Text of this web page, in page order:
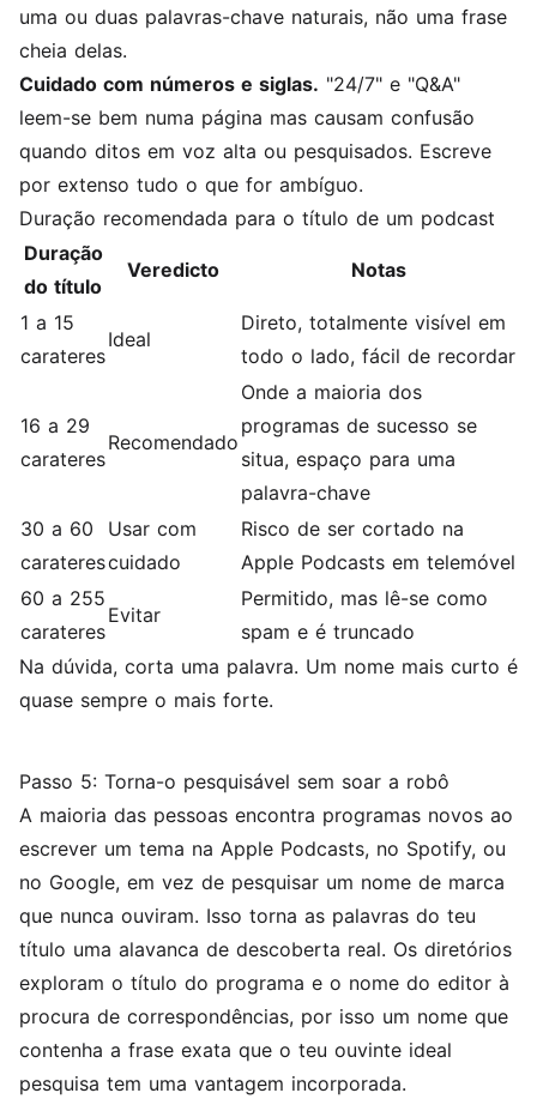
uma ou duas palavras-chave naturais, não uma frase
cheia delas.
Cuidado com números e siglas. "24/7" e "Q&A"
leem-se bem numa página mas causam confusão
quando ditos em voz alta ou pesquisados. Escreve
por extenso tudo o que for ambíguo.
Duração recomendada para o título de um podcast
Duração
do título
Veredicto Notas
1 a 15
carateres
Ideal
Direto, totalmente visível em
todo o lado, fácil de recordar
16 a 29
carateres
Recomendado
Onde a maioria dos
programas de sucesso se
situa, espaço para uma
palavra-chave
30 a 60
carateres
Usar com
cuidado
Risco de ser cortado na
Apple Podcasts em telemóvel
60 a 255
carateres
Evitar
Permitido, mas lê-se como
spam e é truncado
Na dúvida, corta uma palavra. Um nome mais curto é
quase sempre o mais forte.
Passo 5: Torna-o pesquisável sem soar a robô
A maioria das pessoas encontra programas novos ao
escrever um tema na Apple Podcasts, no Spotify, ou
no Google, em vez de pesquisar um nome de marca
que nunca ouviram. Isso torna as palavras do teu
título uma alavanca de descoberta real. Os diretórios
exploram o título do programa e o nome do editor à
procura de correspondências, por isso um nome que
contenha a frase exata que o teu ouvinte ideal
pesquisa tem uma vantagem incorporada.